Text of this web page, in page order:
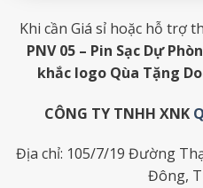
Khi cần Giá sỉ hoặc hỗ trợ
PNV 05 – Pin Sạc Dự
khắc logo Qùa Tặng
CÔNG TY TNHH XNK
Địa chỉ: 105/7/19 Đường
Đông,